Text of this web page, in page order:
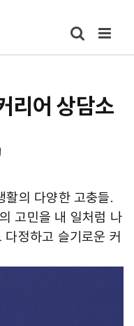
리어 상담소
활의 다양한 고충들.
고민을 내 일처럼 나
정하고 슬기로운 커